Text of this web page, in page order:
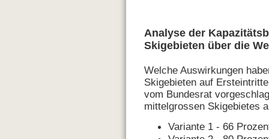
Analyse der
Skigebieten über die
Welche Auswirkungen
Skigebieten auf
vom Bundesrat
mittelgrossen Skigebietes
Variante 1 - 66